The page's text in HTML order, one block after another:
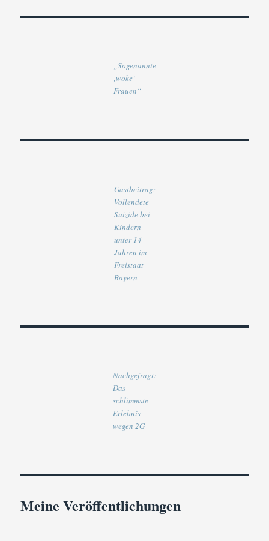
„Sogenannte
‚woke‘
Frauen“
Gastbeitrag:
Vollendete
Suizide bei
Kindern
unter 14
Jahren im
Freistaat
Bayern
Nachgefragt:
Das
schlimmste
Erlebnis
wegen 2G
Meine Veröffentlichungen